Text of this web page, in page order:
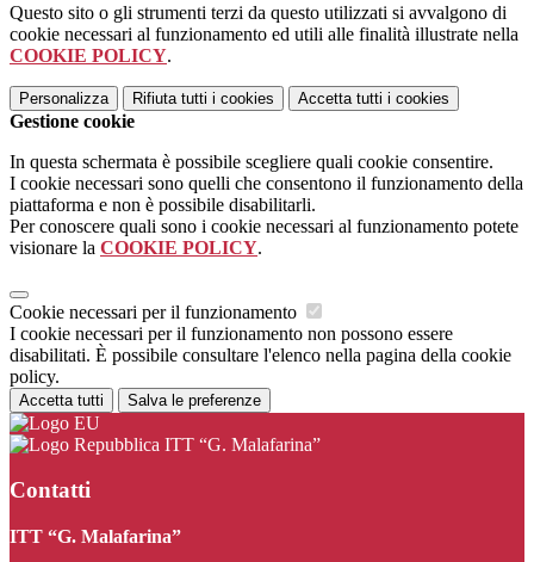
Questo sito o gli strumenti terzi da questo utilizzati si avvalgono di
cookie necessari al funzionamento ed utili alle finalità illustrate nella
COOKIE POLICY.
Personalizza Rifiuta tutti i cookies Accetta tutti i cookies
Gestione cookie
In questa schermata è possibile scegliere quali cookie consentire.
I cookie necessari sono quelli che consentono il funzionamento della
piattaforma e non è possibile disabilitarli.
Per conoscere quali sono i cookie necessari al funzionamento potete
visionare la COOKIE POLICY.
Cookie necessari per il funzionamento
I cookie necessari per il funzionamento non possono essere
disabilitati. È possibile consultare l'elenco nella pagina della cookie
policy.
Accetta tutti Salva le preferenze
ITT “G. Malafarina”
Contatti
ITT “G. Malafarina”